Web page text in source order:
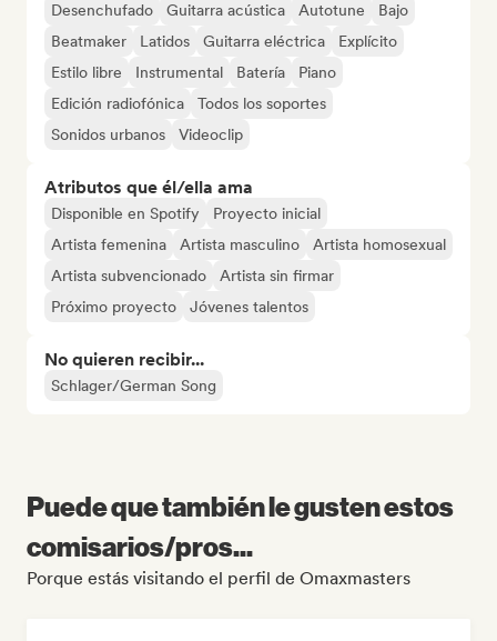
Desenchufado Guitarra acústica Autotune
Bajo
Beatmaker
Latidos Guitarra eléctrica
Explícito
Estilo libre
Instrumental Batería
Piano
Edición radiofónica
Todos los soportes
Sonidos urbanos
Videoclip
Atributos que él/ella ama
Disponible en Spotify
Proyecto inicial
Artista femenina
Artista masculino
Artista homosexual
Artista subvencionado
Artista sin firmar
Próximo proyecto
Jóvenes talentos
No quieren recibir...
Schlager/German Song
Puede que también le gusten estos
comisarios/pros...
Porque estás visitando el perfil de Omaxmasters